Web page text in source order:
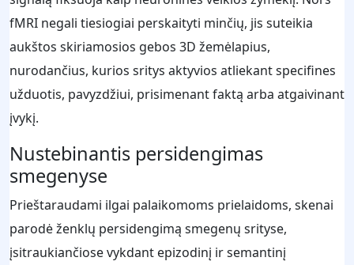
fMRI negali tiesiogiai perskaityti minčių, jis suteikia
aukštos skiriamosios gebos 3D žemėlapius,
nurodančius, kurios sritys aktyvios atliekant specifines
užduotis, pavyzdžiui, prisimenant faktą arba atgaivinant
įvykį.
Nustebinantis persidengimas
smegenyse
Prieštaraudami ilgai palaikomoms prielaidoms, skenai
parodė ženklų persidengimą smegenų srityse,
įsitraukiančiose vykdant epizodinį ir semantinį